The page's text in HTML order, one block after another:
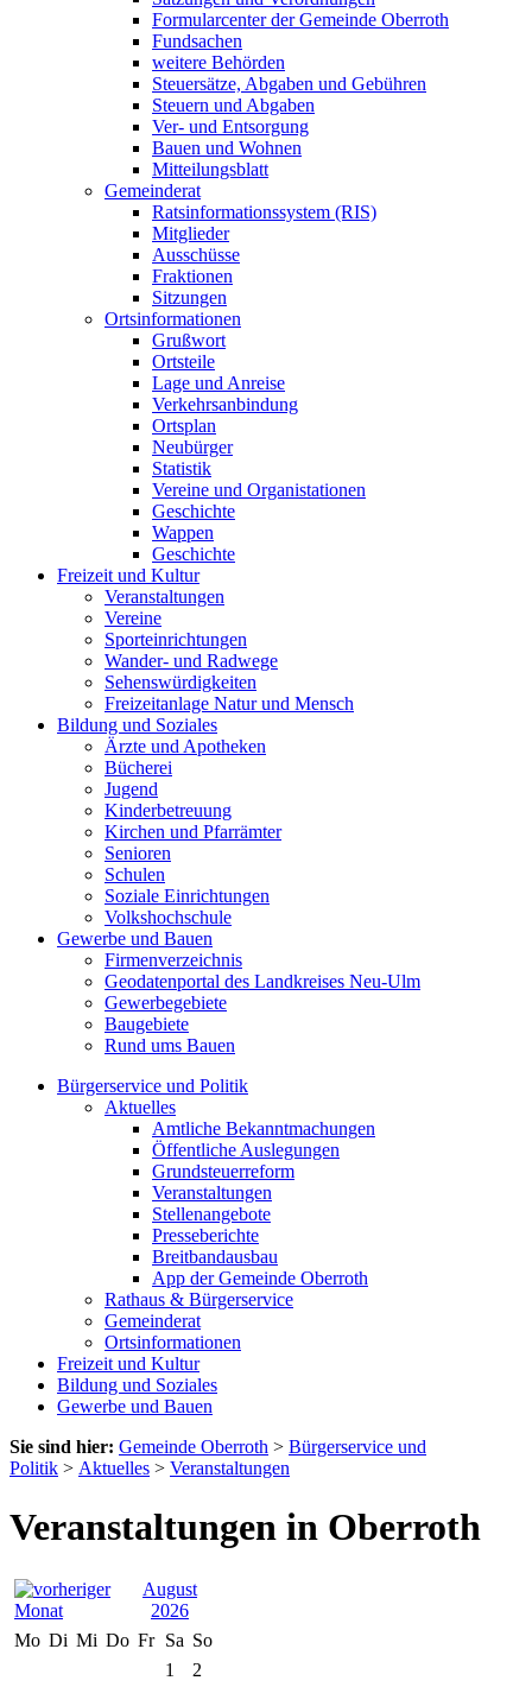
Formularcenter der Gemeinde Oberroth
Fundsachen
weitere Behörden
Steuersätze, Abgaben und Gebühren
Steuern und Abgaben
Ver- und Entsorgung
Bauen und Wohnen
Mitteilungsblatt
Gemeinderat
Ratsinformationssystem (RIS)
Mitglieder
Ausschüsse
Fraktionen
Sitzungen
Ortsinformationen
Grußwort
Ortsteile
Lage und Anreise
Verkehrsanbindung
Ortsplan
Neubürger
Statistik
Vereine und Organistationen
Geschichte
Wappen
Geschichte
Freizeit und Kultur
Veranstaltungen
Vereine
Sporteinrichtungen
Wander- und Radwege
Sehenswürdigkeiten
Freizeitanlage Natur und Mensch
Bildung und Soziales
Ärzte und Apotheken
Bücherei
Jugend
Kinderbetreuung
Kirchen und Pfarrämter
Senioren
Schulen
Soziale Einrichtungen
Volkshochschule
Gewerbe und Bauen
Firmenverzeichnis
Geodatenportal des Landkreises Neu-Ulm
Gewerbegebiete
Baugebiete
Rund ums Bauen
Bürgerservice und Politik
Aktuelles
Amtliche Bekanntmachungen
Öffentliche Auslegungen
Grundsteuerreform
Veranstaltungen
Stellenangebote
Presseberichte
Breitbandausbau
App der Gemeinde Oberroth
Rathaus & Bürgerservice
Gemeinderat
Ortsinformationen
Freizeit und Kultur
Bildung und Soziales
Gewerbe und Bauen
Sie sind hier: Gemeinde Oberroth > Bürgerservice und
Politik > Aktuelles > Veranstaltungen
Veranstaltungen in Oberroth
August
2026
Mo Di Mi Do Fr Sa So
1
2